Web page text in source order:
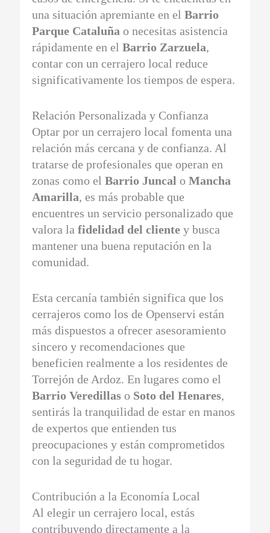
una situación apremiante en elBarrio
Parque Cataluña o necesitas asistencia
rápidamente en elBarrio Zarzuela,
contar con un cerrajero local reduce
significativamente los tiempos de espera.
Relación Personalizada y Confianza
Optar por un cerrajero local fomenta una
relación más cercana y de confianza. Al
tratarse de profesionales que operan en
zonas como elBarrio Juncal oMancha
Amarilla, es más probable que
encuentres un servicio personalizado que
valora lafidelidad del cliente y busca
mantener una buena reputación en la
comunidad.
Esta cercanía también significa que los
cerrajeros como los de Openservi están
más dispuestos a ofrecer asesoramiento
sincero y recomendaciones que
beneficien realmente a los residentes de
Torrejón de Ardoz. En lugares como el
Barrio Veredillas o Soto del Henares,
sentirás la tranquilidad de estar en manos
de expertos que entienden tus
preocupaciones y están comprometidos
con la seguridad de tu hogar.
Contribución a la Economía Local
Al elegir un cerrajero local, estás
contribuyendo directamente a la